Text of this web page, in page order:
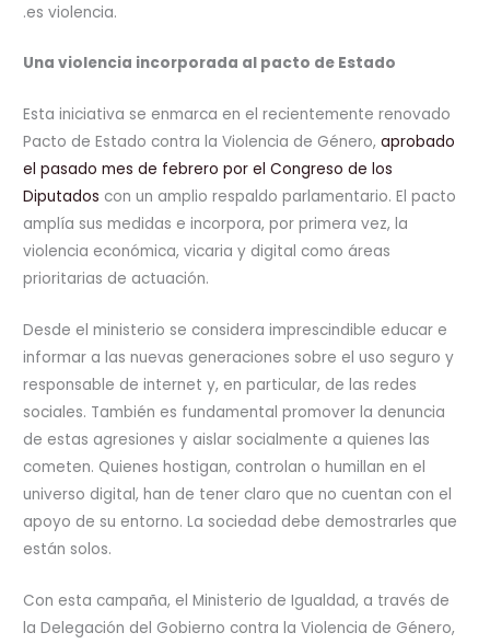
.es violencia.
Una violencia incorporada al pacto de Estado
Esta iniciativa se enmarca en el recientemente renovado
Pacto de Estado contra la Violencia de Género,aprobado
el pasado mes de febrero por el Congreso de los
Diputados con un amplio respaldo parlamentario. El pacto
amplía sus medidas e incorpora, por primera vez, la
violencia económica, vicaria y digital como áreas
prioritarias de actuación.
Desde el ministerio se considera imprescindible educar e
informar a las nuevas generaciones sobre el uso seguro y
responsable de internet y, en particular, de las redes
sociales. También es fundamental promover la denuncia
de estas agresiones y aislar socialmente a quienes las
cometen. Quienes hostigan, controlan o humillan en el
universo digital, han de tener claro que no cuentan con el
apoyo de su entorno. La sociedad debe demostrarles que
están solos.
Con esta campaña, el Ministerio de Igualdad, a través de
la Delegación del Gobierno contra la Violencia de Género,